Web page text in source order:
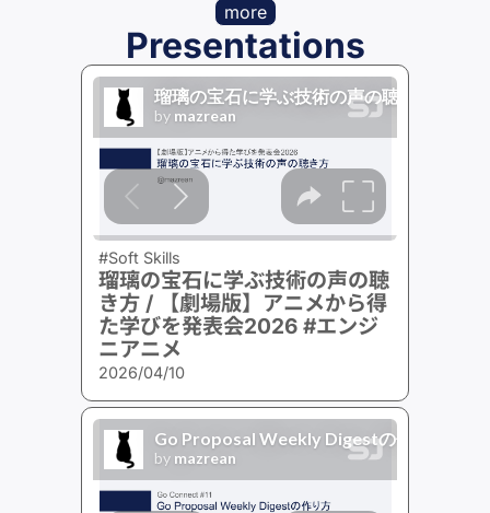
more
Presentations
#Soft Skills
瑠璃の宝石に学ぶ技術の声の聴
き方 / 【劇場版】アニメから得
た学びを発表会2026 #エンジ
ニアニメ
2026/04/10